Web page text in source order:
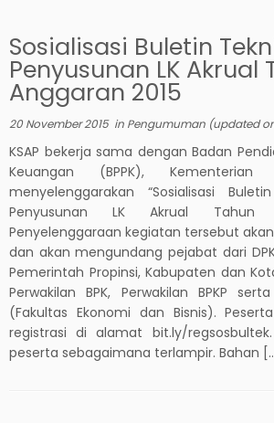
Sosialisasi Buletin
Penyusunan LK Akrual
Anggaran 2015
20 November 2015in Pengumuman (updated
KSAP bekerja sama dengan Badan
Keuangan (BPPK),
menyelenggarakan “Sosialisasi
Penyusunan LK Akrual Tahun
Penyelenggaraan kegiatan tersebut
dan akan mengundang pejabat dari
Pemerintah Propinsi, Kabupaten dan
Perwakilan BPK, Perwakilan BPKP
(Fakultas Ekonomi dan Bisnis).
registrasi di alamat bit.ly/
peserta sebagaimana terlampir. Bahan